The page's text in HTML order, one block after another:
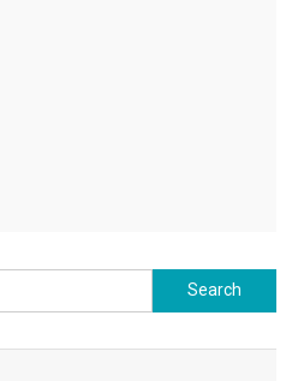
Search for: